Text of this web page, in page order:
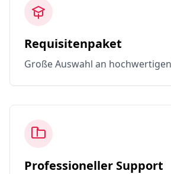
Requisitenpaket
Große Auswahl an
Professioneller Support